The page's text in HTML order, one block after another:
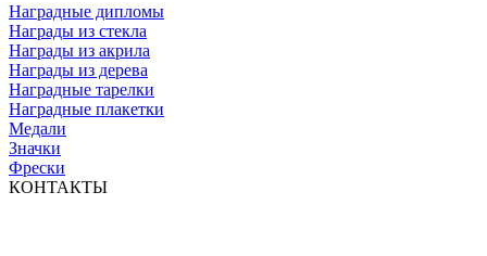
Наградные дипломы
Награды из стекла
Награды из акрила
Награды из дерева
Наградные тарелки
Наградные плакетки
Медали
Значки
Фрески
КОНТАКТЫ